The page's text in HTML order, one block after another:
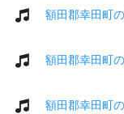
額田郡幸田町
額田郡幸田町
額田郡幸田町